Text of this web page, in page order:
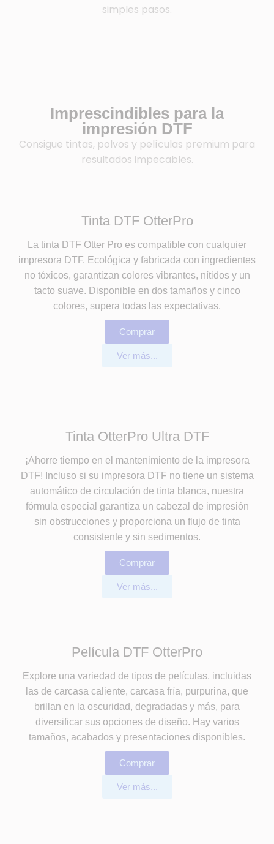
simples pasos.
Imprescindibles para la
impresión DTF
Consigue tintas, polvos y películas premium para
resultados impecables.
Tinta DTF OtterPro
La tinta DTF Otter Pro es compatible con cualquier
impresora DTF. Ecológica y fabricada con ingredientes
no tóxicos, garantizan colores vibrantes, nítidos y un
tacto suave. Disponible en dos tamaños y cinco
colores, supera todas las expectativas.
Comprar
Ver más...
Tinta OtterPro Ultra DTF
¡Ahorre tiempo en el mantenimiento de la impresora
DTF! Incluso si su impresora DTF no tiene un sistema
automático de circulación de tinta blanca, nuestra
fórmula especial garantiza un cabezal de impresión
sin obstrucciones y proporciona un flujo de tinta
consistente y sin sedimentos.
Comprar
Ver más...
Película DTF OtterPro
Explore una variedad de tipos de películas, incluidas
las de carcasa caliente, carcasa fría, purpurina, que
brillan en la oscuridad, degradadas y más, para
diversificar sus opciones de diseño. Hay varios
tamaños, acabados y presentaciones disponibles.
Comprar
Ver más...